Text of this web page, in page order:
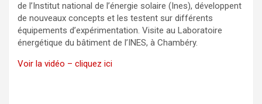
de l’Institut national de l’énergie solaire (Ines), développent
de nouveaux concepts et les testent sur différents
équipements d’expérimentation. Visite au Laboratoire
énergétique du bâtiment de l’INES, à Chambéry.
Voir la vidéo – cliquez ici